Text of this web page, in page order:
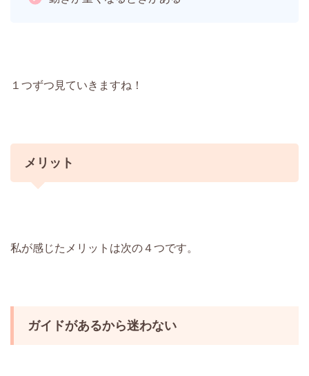
１つずつ見ていきますね！
メリット
私が感じたメリットは次の４つです。
ガイドがあるから迷わない